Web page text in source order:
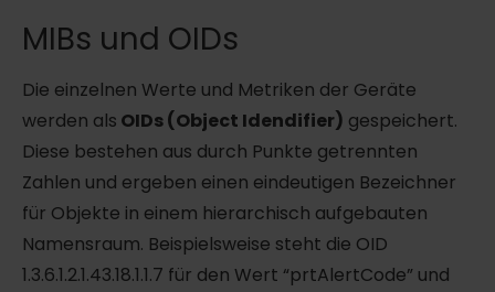
MIBs und OIDs
Die einzelnen Werte und Metriken der Geräte
werden als OIDs (Object Idendifier) gespeichert.
Diese bestehen aus durch Punkte getrennten
Zahlen und ergeben einen eindeutigen Bezeichner
für Objekte in einem hierarchisch aufgebauten
Namensraum. Beispielsweise steht die OID
1.3.6.1.2.1.43.18.1.1.7 für den Wert “prtAlertCode” und